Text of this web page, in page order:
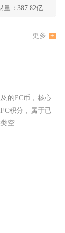
量：387.82亿
更多
的FC币，核心
积分，属于已
空